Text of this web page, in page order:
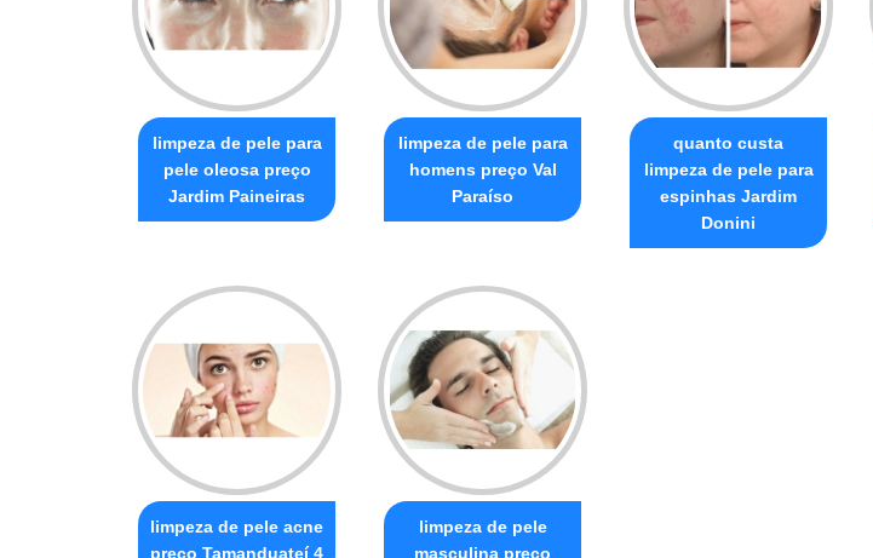
limpeza de pele para
pele oleosa preço
Jardim Paineiras
limpeza de pele para
homens preço Val
Paraíso
quanto custa
limpeza de pele para
espinhas Jardim
Donini
limpeza de pele acne
preço Tamanduateí 4
limpeza de pele
masculina preço